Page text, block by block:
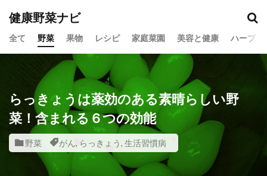
健康野菜ナビ
全て 野菜 果物 レシピ 家庭菜園 美容と健康 ハーブ
らっきょうは薬効のある素晴らしい野
菜！含まれる６つの効能
野菜 がん, らっきょう, 生活習慣病